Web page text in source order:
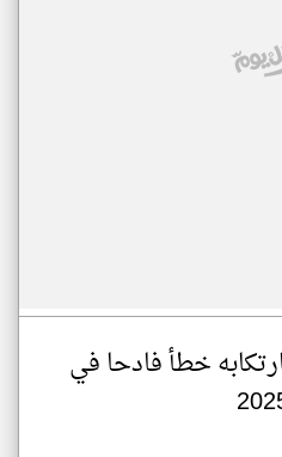
خطأ فادحا في